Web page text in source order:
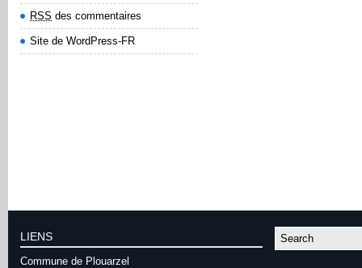
RSS des commentaires
Site de WordPress-FR
LIENS
Commune de Plouarzel